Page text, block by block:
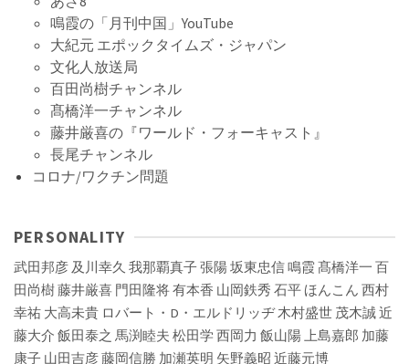
鳴霞の「月刊中国」YouTube
大紀元 エポックタイムズ・ジャパン
文化人放送局
百田尚樹チャンネル
髙橋洋一チャンネル
藤井厳喜の『ワールド・フォーキャスト』
長尾チャンネル
コロナ/ワクチン問題
PERSONALITY
武田邦彦 及川幸久 我那覇真子張陽坂東忠信鳴霞 髙橋洋一 百
田尚樹藤井厳喜 門田隆将有本香 山岡鉄秀 石平 ほんこん 西村
幸祐 大高未貴 ロバート・D・エルドリッヂ木村盛世 茂木誠近
藤大介 飯田泰之 馬渕睦夫 松田学 西岡力 飯山陽上島嘉郎 加藤
康子 山田吉彦藤岡信勝 加瀬英明 矢野義昭 近藤元博